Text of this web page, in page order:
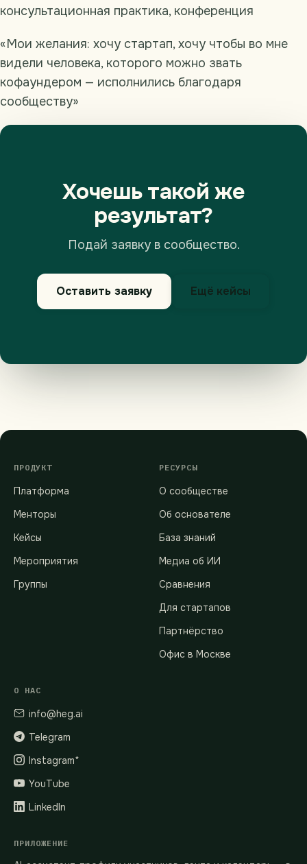
консультационная практика, конференция
«Мои желания: хочу стартап, хочу чтобы во мне
видели человека, которого можно звать
кофаундером — исполнились благодаря
сообществу»
Хочешь такой же
результат?
Подай заявку в сообщество.
Оставить заявку Ещё кейсы
ПРОДУКТ
Платформа
Менторы
Кейсы
Мероприятия
Группы
РЕСУРСЫ
О сообществе
Об основателе
База знаний
Медиа об ИИ
Сравнения
Для стартапов
Партнёрство
Офис в Москве
О НАС
info@heg.ai
Telegram
Instagram*
YouTube
LinkedIn
ПРИЛОЖЕНИЕ